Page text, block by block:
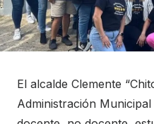
El alcalde Clemente
Administración